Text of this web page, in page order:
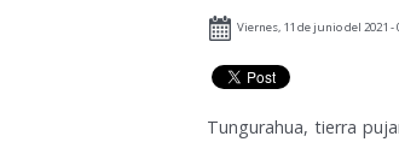
Viernes, 11 de junio del 2021 -
Tungurahua, tierra